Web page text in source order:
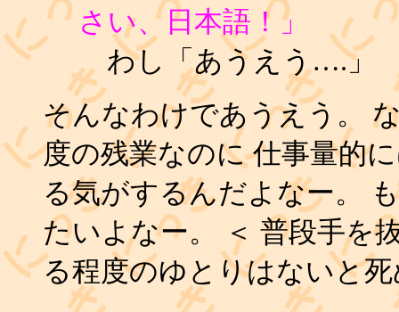
さい、日本語！」
わし「あうえう….」
そんなわけであうえう。
度の残業なのに 仕事量的
る気がするんだよなー。
たいよなー。 ＜ 普段手を
る程度のゆとりはないと